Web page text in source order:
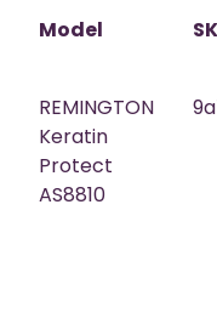
Model
REMINGTON
Keratin
Protect
AS8810